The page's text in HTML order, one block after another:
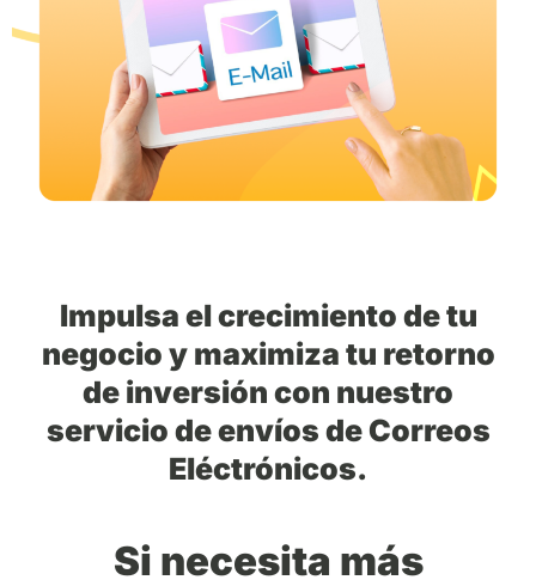
Impulsa el crecimiento de tu
negocio y maximiza tu retorno
de inversión con nuestro
servicio de envíos de Correos
Eléctrónicos.
Si necesita más